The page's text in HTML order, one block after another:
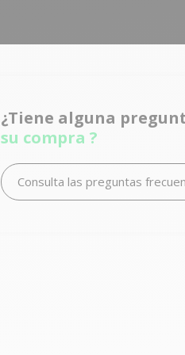
¿Tiene alguna
su compra ?
Consulta las preguntas